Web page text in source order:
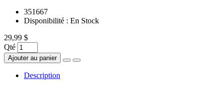
351667
Disponibilité : En Stock
29,99 $
Qté
Ajouter au panier
Description